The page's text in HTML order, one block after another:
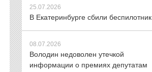
25.07.2026
В Екатеринбурге сбили беспилотник
08.07.2026
Володин недоволен утечкой
информации о премиях депутатам